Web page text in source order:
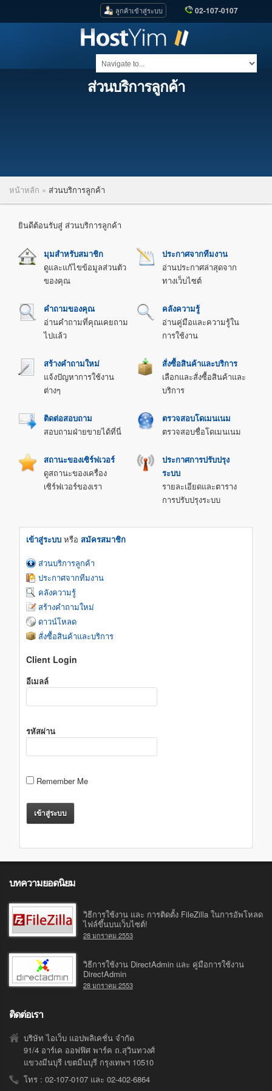
ลูกค้าเข้าสู่ระบบ 02-107-0107
ส่วนบริการลูกค้า
หน้าหลัก » ส่วนบริการลูกค้า
ยินดีต้อนรับสู่ ส่วนบริการลูกค้า
มุมสำหรับสมาชิก
ดูและแก้ไขข้อมูลส่วนตัว
ของคุณ
ประกาศจากทีมงาน
อ่านประกาศล่าสุดจาก
ทางเว็บไซต์
คำถามของคุณ
อ่านคำถามที่คุณเคยถาม
ไปแล้ว
คลังความรู้
อ่านคู่มือและความรู้ใน
การใช้งาน
สร้างคำถามใหม่
แจ้งปัญหาการใช้งาน
ต่างๆ
สั่งซื้อสินค้าและบริการ
เลือกและสั่งซื้อสินค้าและ
บริการ
ติดต่อสอบถาม
สอบถามฝ่ายขายได้ที่นี่
ตรวจสอบโดเมนเนม
ตรวจสอบชื่อโดเมนเนม
สถานะของเซิร์ฟเวอร์
ดูสถานะของเครื่อง
เซิร์ฟเวอร์ของเรา
ประกาศการปรับปรุง
ระบบ
รายละเอียดและตาราง
การปรับปรุงระบบ
เข้าสู่ระบบ หรือ สมัครสมาชิก
ส่วนบริการลูกค้า
ประกาศจากทีมงาน
คลังความรู้
สร้างคำถามใหม่
ดาวน์โหลด
สั่งซื้อสินค้าและบริการ
Client Login
อีเมลล์
รหัสผ่าน
Remember Me
บทความยอดนิยม
วิธีการใช้งาน และ การติดตั้ง FileZilla ในการอัพโหลด
ไฟล์ขึ้นบนเว็บไซต์!
28 มกราคม 2553
วิธีการใช้งาน DirectAdmin และ คู่มือการใช้งาน
DirectAdmin
28 มกราคม 2553
ติดต่อเรา
บริษัท ไอเว็บ แอปพลิเคชั่น จำกัด
91/4 อาร์เค ออฟฟิศ พาร์ค ถ.สุวินทวงศ์
แขวงมีนบุรี เขตมีนบุรี กรุงเทพฯ 10510
โทร : 02-107-0107 และ 02-402-6864